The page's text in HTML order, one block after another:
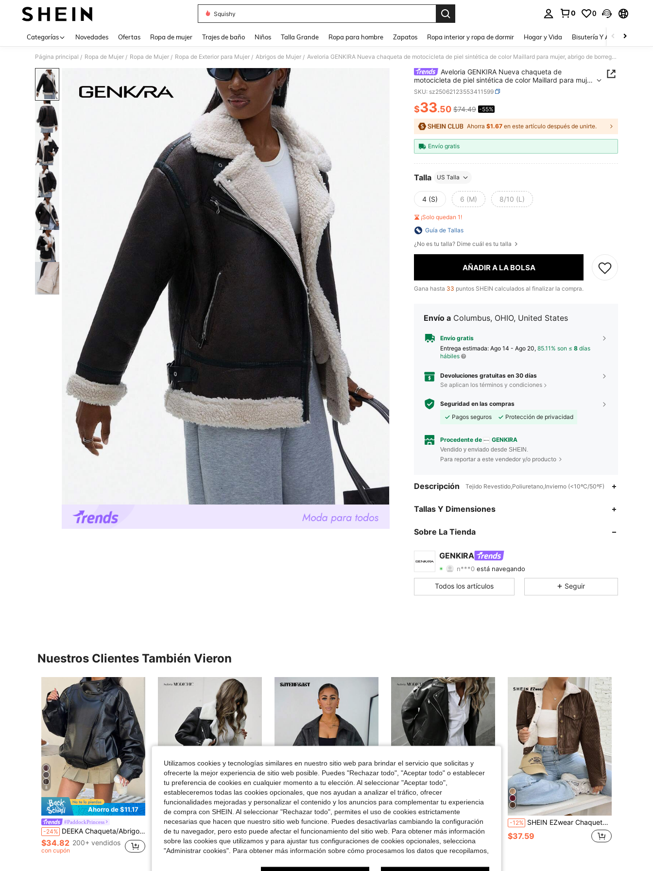
Squishy
0 0
Categorías Novedades Ofertas Ropa de mujer Trajes de baño Niños Talla Grande Ropa para hombre Zapatos Ropa interior y ropa de dormir Hogar y Vida Bisutería Y Accesorios
Página principal / Ropa de Mujer / Ropa de Mujer / Ropa de Exterior para Mujer / Abrigos de Mujer / Aveloria GENKIRA Nueva chaqueta de motocicleta de piel sintética de color Maillard para mujer, abrigo de borreguillo, ropa de invierno
Aveloria GENKIRA Nueva chaqueta de
motocicleta de piel sintética de color Maillard para mujer,
abrigo de borreguillo, ropa de invierno
SKU: sz25062123553411599
PRICE AND AVAILABILITY
$33.50 $74.49 -55%
Ahorra $1.67 en este artículo después de unirte.
Envío gratis
Talla US Talla
4 (S) 6 (M) 8/10 (L)
¡Solo quedan 1!
Guía de Tallas
¿No es tu talla? Dime cuál es tu talla
AÑADIR A LA BOLSA
Gana hasta 33 puntos SHEIN calculados al finalizar la compra.
Envío a Columbus, OHIO, United States
Envío gratis
Entrega estimada: Ago 14 - Ago 20, 85.11% son ≤ 8 días
hábiles
Devoluciones gratuitas en 30 días
Se aplican los términos y condiciones
Seguridad en las compras
Pagos seguros
Protección de privacidad
Procedente de GENKIRA
Vendido y enviado desde SHEIN.
Para reportar a este vendedor y/o producto
Descripción Tejido Revestido,Poliuretano,Invierno (<10ºC/50ºF)
Tallas Y Dimensiones
Sobre La Tienda
GENKIRA
4.87
está navegando
4.87 Calificación 611Artículos
4.87 185K
4.87 185K
4.87 611 185K
4.87 185K
Todos los artículos Seguir
Nuestros Clientes También Vieron
8
Ahorro de $11.17
#PaddockPrincess
-24% DEEKA Chaqueta/Abrigo de Cuero Sintético Negro para Mujer, Estilo Europeo y Americano, Holgado y Oversize, Moda Minimalista Versátil, Primavera/Otoño, Quiet Fall
$34.82 200+ vendidos
con cupón
Aveloria Modichic
-47% Aveloria Modichic Chaqueta de motociclista de cordero tricotada holgada, abrigo grueso para mujer, chaqueta casual de invierno con cinturón, bolsillos y cremallera, manga regular, cuello regular, color block negro, chaquetas llanas para mujer, abrigo de invierno / Chaqueta de aviador con forro de borreguillo para invierno
$43.61
Ahorro de $9.21
SAYEHFBABY
-26% SAYEHFBABY Chaqueta de piel con estilo vintage para mujer, ideal para otoño
$26.28
con cupón
Ahorro de $12.22
Aveloria Modichic
-26% Aveloria Modichic Chaqueta de motocicleta de piel de PU de moda para mujer, nueva chaqueta bomber de manga larga de cuello alto y ajuste delgado, para primavera y otoño
$34.77
con cupón
-12% SHEIN EZwear Chaquetas cortas de invierno de pana suave con forro de peluche, hombros caídos, bolsillos delanteros, detalles de solapa gruesa y forro térmico para mujer en color caqui
$37.59
Utilizamos cookies y tecnologías similares en nuestro sitio web para brindar el servicio que solicitas y
ofrecerte la mejor experiencia de sitio web posible. Puedes "Rechazar todo", "Aceptar todo" o establecer
tu preferencia de cookies en cualquier momento a tu elección. Al seleccionar "Aceptar todo",
estableceremos todas las cookies opcionales, que nos ayudan a analizar el tráfico, ofrecer
funcionalidades mejoradas y personalizar el contenido y los anuncios para complementar tu experiencia
de compra con SHEIN. Al seleccionar "Rechazar todo", permites el uso de cookies estrictamente
necesarias que hacen que nuestro sitio web funcione. Puedes desactivarlas cambiando la configuración
de tu navegador, pero esto puede afectar el funcionamiento del sitio web. Para obtener más información
sobre las cookies que utilizamos y para ajustar tus configuraciones de cookies opcionales, selecciona
"Administrar cookies". Para obtener más información sobre cómo procesamos los datos que recopilamos,